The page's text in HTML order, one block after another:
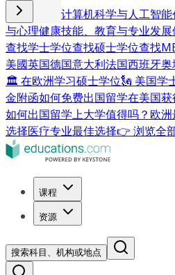
商业与管理 计算机科学与人工智能
与心理健康技能、教育与专业发展
查找学士学位查找硕士学位查找
美國英国德国意大利法国西班牙奥
🏛 在欧洲学习硕士学位🗽 美国学
金附函如何免费出国留学在美国
如何出国留学上大学值得吗？ 欧
选择医疗专业最佳选择👉 浏览全
课程
资源
搜索科目、机构或地点